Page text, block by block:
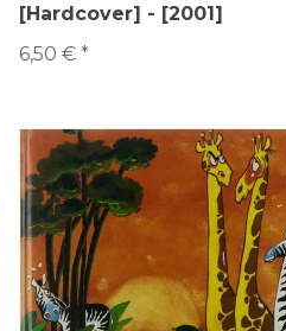
[Hardcover] - [2001]
6,50 € *